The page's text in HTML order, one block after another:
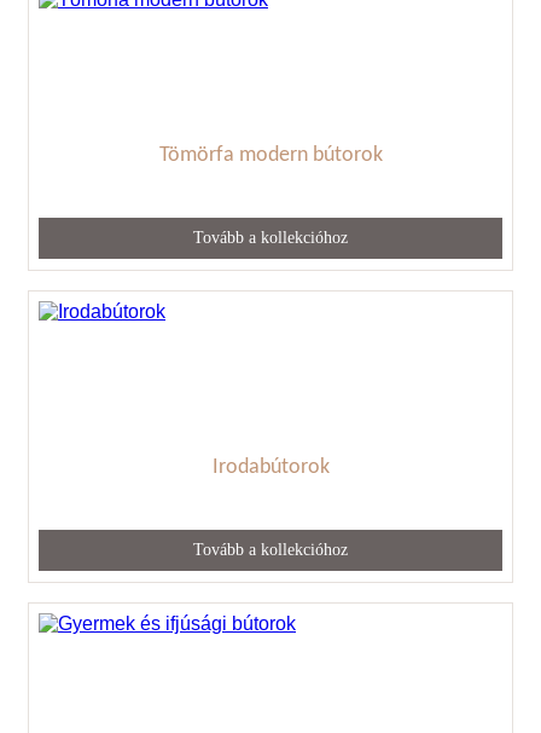
Tömörfa modern bútorok
Tovább a kollekcióhoz
Irodabútorok
Tovább a kollekcióhoz